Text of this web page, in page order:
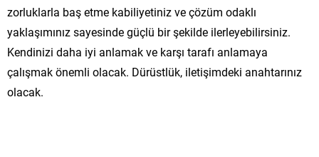
zorluklarla baş etme kabiliyetiniz ve çözüm odaklı
yaklaşımınız sayesinde güçlü bir şekilde ilerleyebilirsiniz.
Kendinizi daha iyi anlamak ve karşı tarafı anlamaya
çalışmak önemli olacak. Dürüstlük, iletişimdeki anahtarınız
olacak.